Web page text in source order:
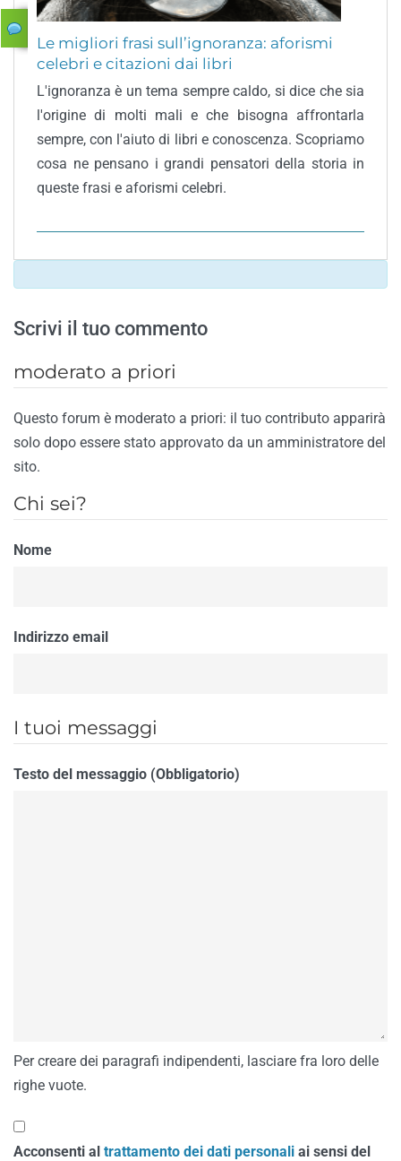
Le migliori frasi sull’ignoranza: aforismi
celebri e citazioni dai libri
L'ignoranza è un tema sempre caldo, si dice che sia
l'origine di molti mali e che bisogna affrontarla
sempre, con l'aiuto di libri e conoscenza. Scopriamo
cosa ne pensano i grandi pensatori della storia in
queste frasi e aforismi celebri.
Scrivi il tuo commento
moderato a priori
Questo forum è moderato a priori: il tuo contributo apparirà
solo dopo essere stato approvato da un amministratore del
sito.
Chi sei?
Nome
Indirizzo email
I tuoi messaggi
Testo del messaggio (Obbligatorio)
Per creare dei paragrafi indipendenti, lasciare fra loro delle
righe vuote.
Acconsenti al trattamento dei dati personali ai sensi del